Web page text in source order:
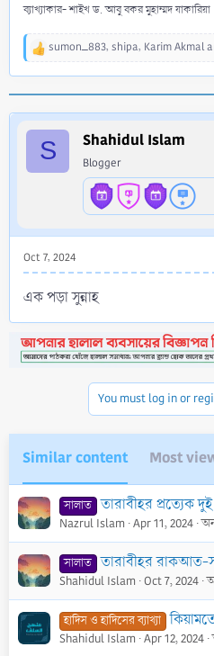
ব্যাখ্যাকার- শাইখ ড. আবু বকর মুহাম্মদ যাকারিয়া
R
t
i
sumon_883, shipa, Karim Akmal
S Shahidul Islam
Blogger
Oct 7, 2024
এক পড়া সুন্নাহ
You must log in or
Similar content Most
সালাত তারাবীহর প্রত্যেক
Nazrul Islam Apr 11, 2024
সালাত তারাবীহর রাকআত-
Shahidul Islam Oct 7, 2024
হাদিস ও হাদিসের ব্যাখ্যা কিয়ামতের আলামত হচ্ছে
Shahidul Islam Apr 12, 2024